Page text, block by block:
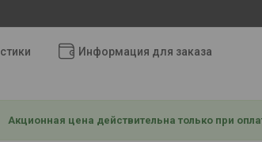
Информация для заказа
Акционная цена действительна только при